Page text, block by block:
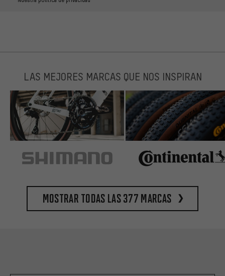
LAS MEJORES MARCAS QUE NOS INSPIRAN
Mostrar todas las 377 marcas